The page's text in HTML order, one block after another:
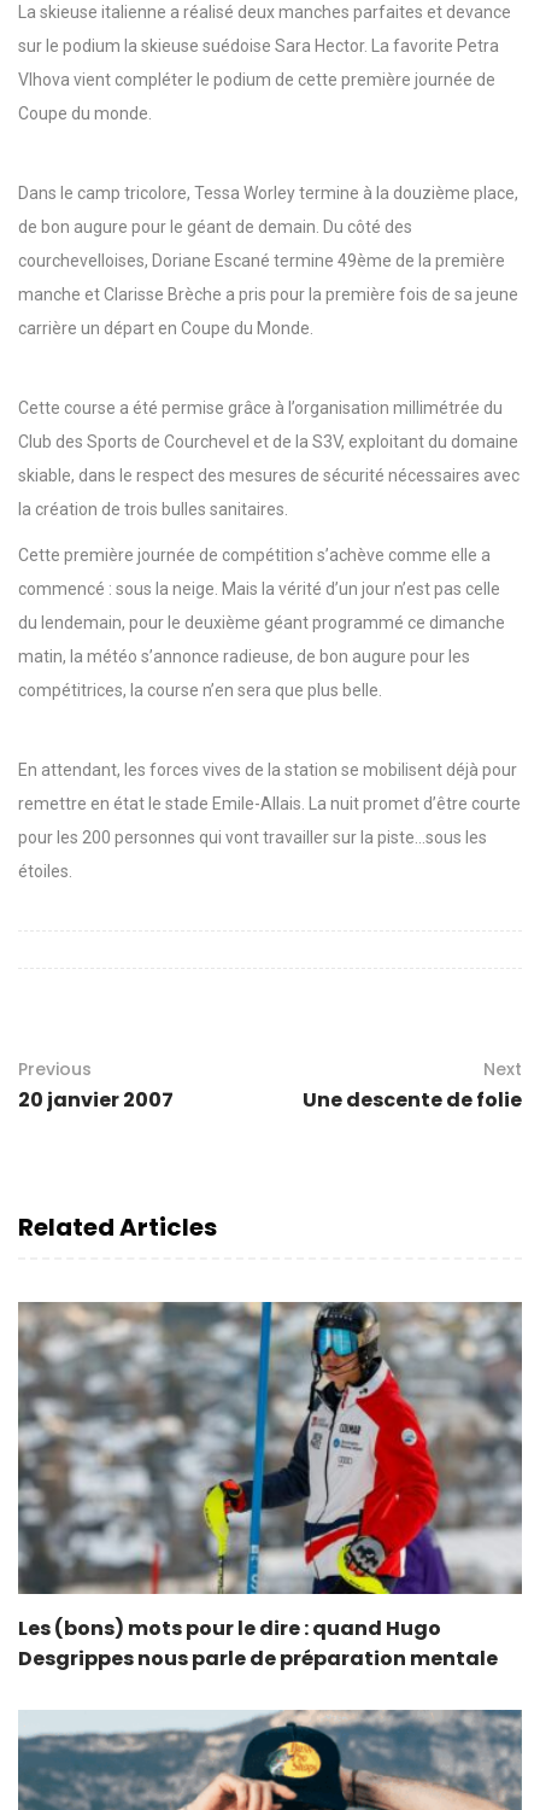
La skieuse italienne a réalisé deux manches parfaites et devance
sur le podium la skieuse suédoise Sara Hector. La favorite Petra
Vlhova vient compléter le podium de cette première journée de
Coupe du monde.
Dans le camp tricolore, Tessa Worley termine à la douzième place,
de bon augure pour le géant de demain. Du côté des
courchevelloises, Doriane Escané termine 49ème de la première
manche et Clarisse Brèche a pris pour la première fois de sa jeune
carrière un départ en Coupe du Monde.
Cette course a été permise grâce à l’organisation millimétrée du
Club des Sports de Courchevel et de la S3V, exploitant du domaine
skiable, dans le respect des mesures de sécurité nécessaires avec
la création de trois bulles sanitaires.
Cette première journée de compétition s’achève comme elle a
commencé : sous la neige. Mais la vérité d’un jour n’est pas celle
du lendemain, pour le deuxième géant programmé ce dimanche
matin, la météo s’annonce radieuse, de bon augure pour les
compétitrices, la course n’en sera que plus belle.
En attendant, les forces vives de la station se mobilisent déjà pour
remettre en état le stade Emile-Allais. La nuit promet d’être courte
pour les 200 personnes qui vont travailler sur la piste…sous les
étoiles.
Previous
20 janvier 2007
Next
Une descente de folie
Related Articles
Les (bons) mots pour le dire : quand Hugo
Desgrippes nous parle de préparation mentale